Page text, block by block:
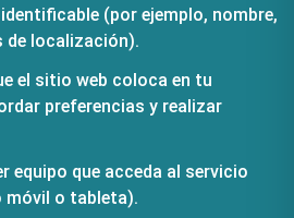
(por ejemplo, nombre,
localización).
el sitio web coloca en tu
preferencias y realizar
equipo que acceda al servicio
móvil o tableta).